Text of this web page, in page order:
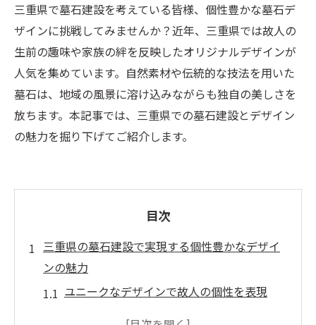
三重県で墓石建設を考えている皆様、個性豊かな墓石デ
ザインに挑戦してみませんか？近年、三重県では故人の
生前の趣味や家族の絆を反映したオリジナルデザインが
人気を集めています。自然素材や伝統的な技法を用いた
墓石は、地域の風景に溶け込みながらも独自の美しさを
放ちます。本記事では、三重県での墓石建設とデザイン
の魅力を掘り下げてご紹介します。
目次
三重県の墓石建設で実現する個性豊かなデザイ
ンの魅力
ユニークなデザインで故人の個性を表現
現代的な要素を取り入れたデザインのトレ